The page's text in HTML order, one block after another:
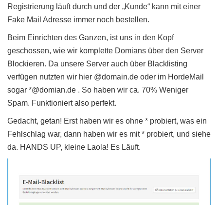
Registrierung läuft durch und der „Kunde“ kann mit einer
Fake Mail Adresse immer noch bestellen.
Beim Einrichten des Ganzen, ist uns in den Kopf
geschossen, wie wir komplette Domians über den Server
Blockieren. Da unsere Server auch über Blacklisting
verfügen nutzten wir hier @domain.de oder im HordeMail
sogar *@domian.de . So haben wir ca. 70% Weniger
Spam. Funktioniert also perfekt.
Gedacht, getan! Erst haben wir es ohne * probiert, was ein
Fehlschlag war, dann haben wir es mit * probiert, und siehe
da. HANDS UP, kleine Laola! Es Läuft.